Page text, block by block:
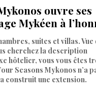
ouvre ses
Mykéen à
suites et villas.
cherchez la description
hôtelier, vous vous êtes
Seasons Mykonos n’a
construit une extension.